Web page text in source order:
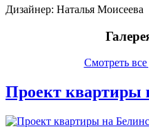
Дизайнер: Наталья Моисеева
Смотреть
Проект квартиры